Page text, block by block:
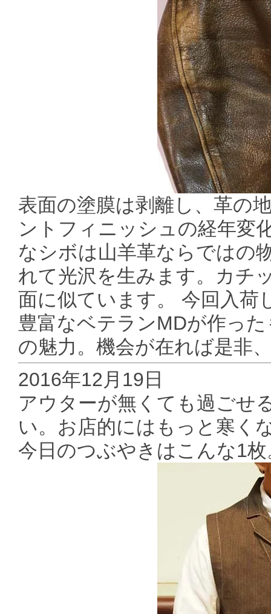
表面の塗膜は剥離し、革の
ントフィニッシュの経年変
なシボは山羊革ならではの
れて光沢を生みます。カチ
面に似ています。 今回入荷
豊富なベテランMDが作っ
の魅力。機会が在れば是非
2016年12月19日
アウターが無くても過ごせ
い。お店的にはもっと寒く
今日のつぶやきはこんな1枚